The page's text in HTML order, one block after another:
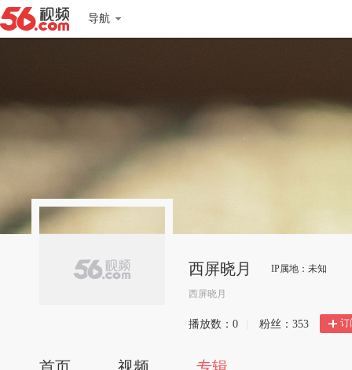
导航
西屏晓月 IP属地：未知
西屏晓月
播放数： 0 粉丝： 353 订